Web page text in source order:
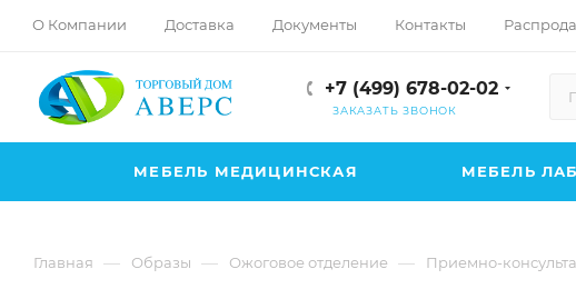
О Компании Доставка Документы Контакты
+7 (499) 678-02-02
ЗАКАЗАТЬ ЗВОНОК
МЕБЕЛЬ МЕДИЦИНСКАЯ МЕБЕЛЬ
Главная — Образы — Ожоговое отделение — Приемно-
movies